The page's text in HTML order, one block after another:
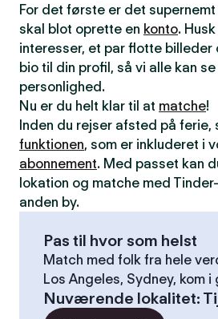
For det første er det
skal blot oprette en konto.
interesser, et par flotte
bio til din profil, så vi alle kan
personlighed.
Nu er du helt klar til at matche!
Inden du rejser afsted på ferie,
funktionen, som er inkluderet i
abonnement. Med passet kan
lokation og matche med
anden by.
Pas til hvor som helst
Match med folk fra hele
Los Angeles, Sydney, kom i
Nuværende lokalitet: